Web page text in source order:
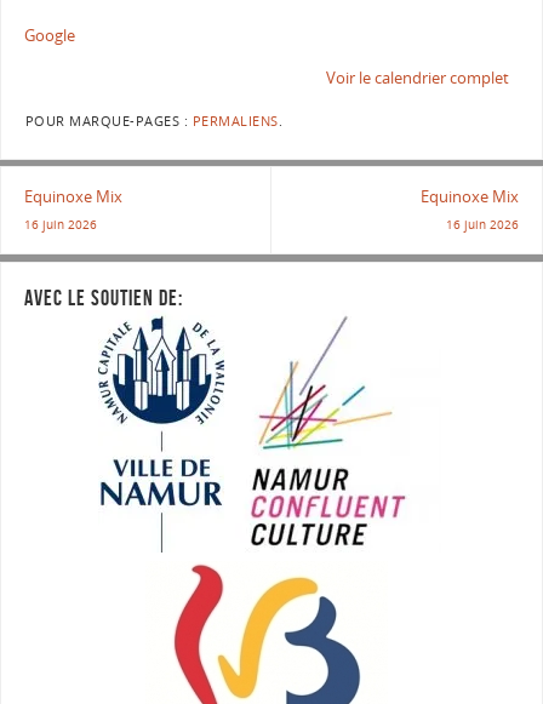
Google
Voir le calendrier complet
POUR MARQUE-PAGES : PERMALIENS.
Equinoxe Mix
16 juin 2026
Equinoxe Mix
16 juin 2026
AVEC LE SOUTIEN DE: